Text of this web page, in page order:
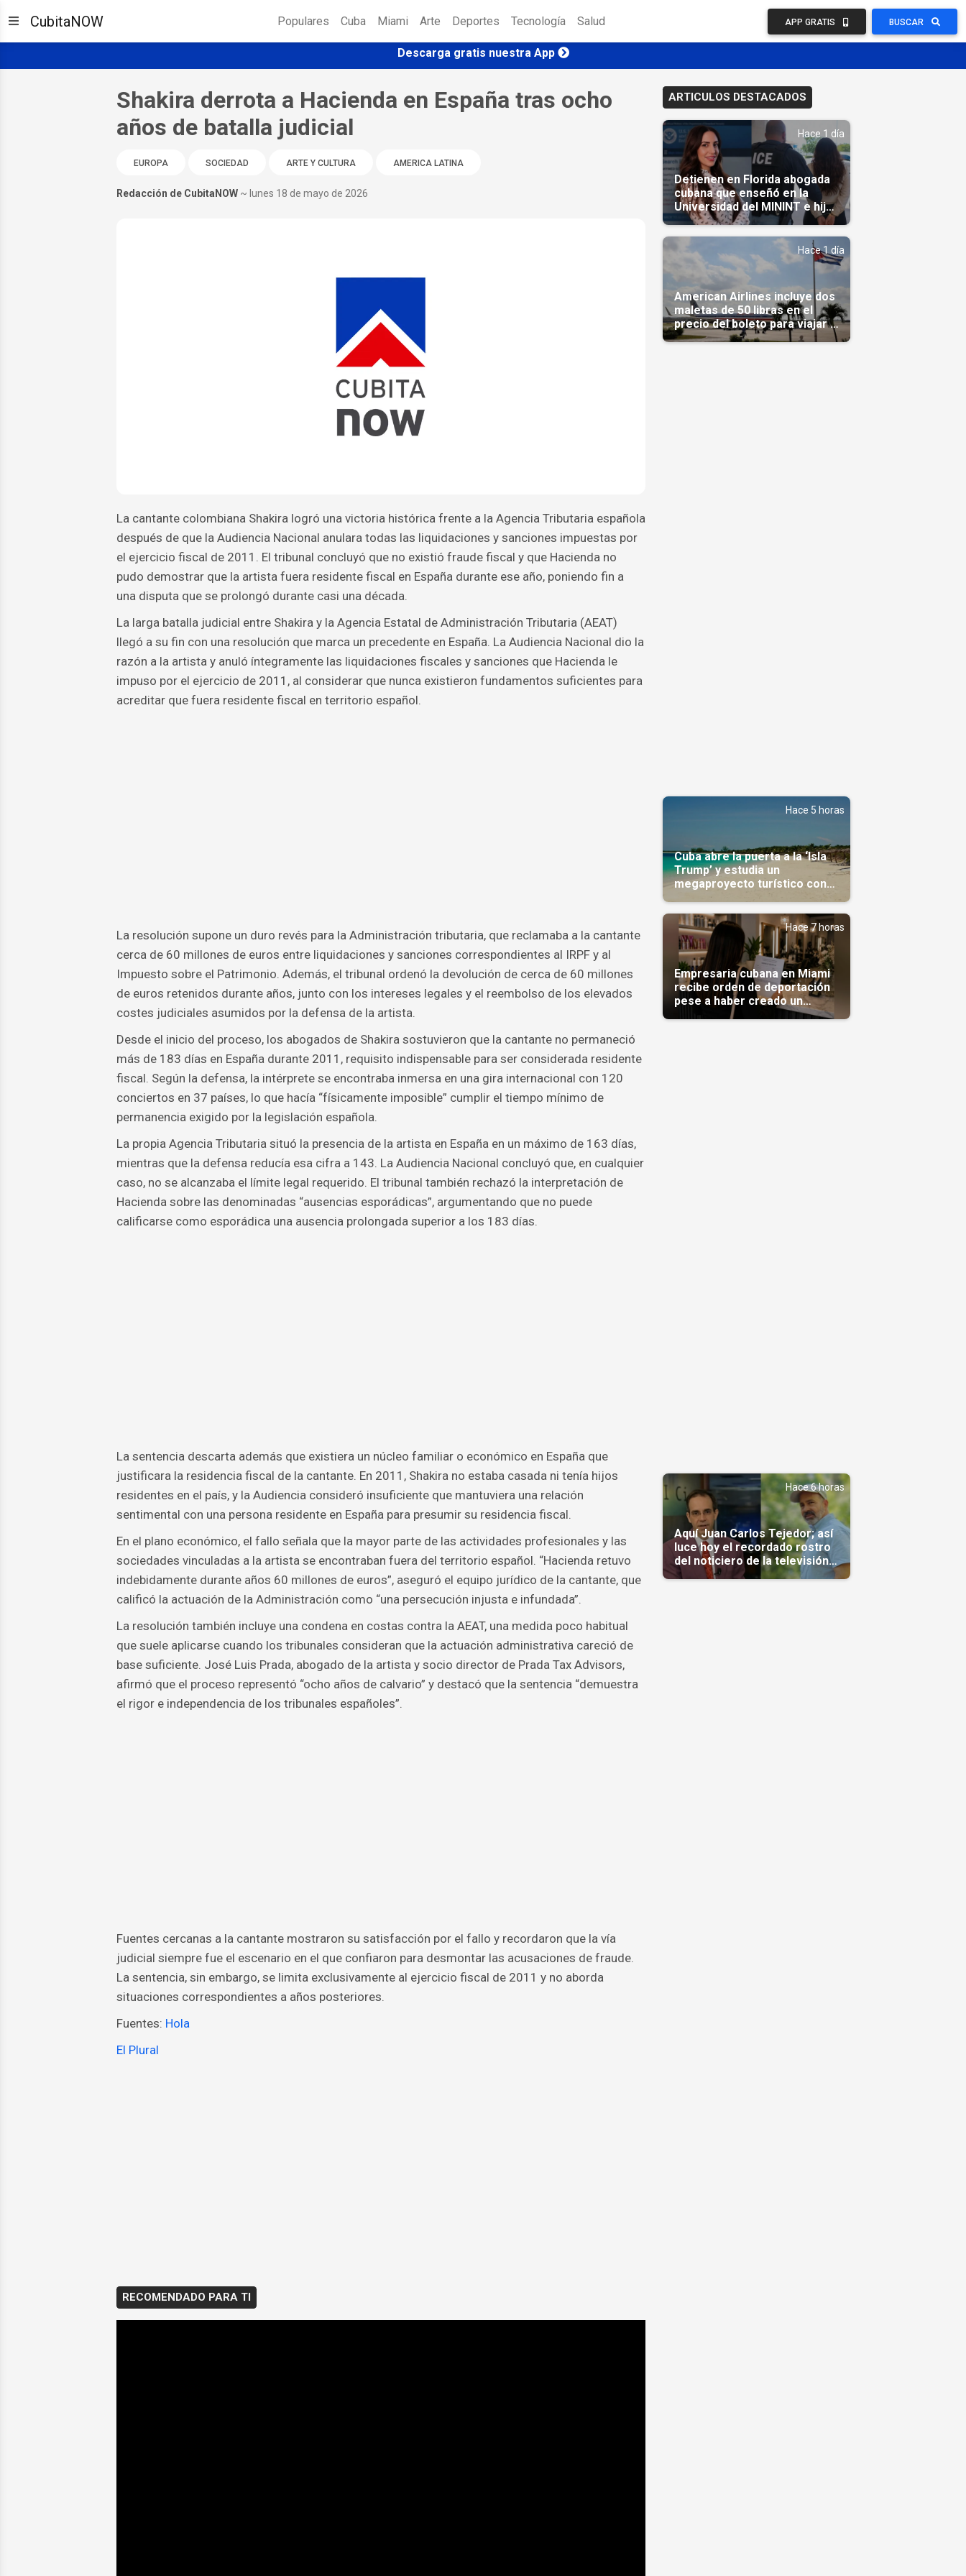
CubitaNOW Populares Cuba Miami Arte Deportes Tecnología Salud APP GRATIS BUSCAR
Descarga gratis nuestra App
Shakira derrota a Hacienda en España tras ocho
años de batalla judicial
EUROPA SOCIEDAD ARTE Y CULTURA AMERICA LATINA
Redacción de CubitaNOW ~ lunes 18 de mayo de 2026
La cantante colombiana Shakira logró una victoria histórica frente a la Agencia Tributaria española
después de que la Audiencia Nacional anulara todas las liquidaciones y sanciones impuestas por
el ejercicio fiscal de 2011. El tribunal concluyó que no existió fraude fiscal y que Hacienda no
pudo demostrar que la artista fuera residente fiscal en España durante ese año, poniendo fin a
una disputa que se prolongó durante casi una década.
La larga batalla judicial entre Shakira y la Agencia Estatal de Administración Tributaria (AEAT)
llegó a su fin con una resolución que marca un precedente en España. La Audiencia Nacional dio la
razón a la artista y anuló íntegramente las liquidaciones fiscales y sanciones que Hacienda le
impuso por el ejercicio de 2011, al considerar que nunca existieron fundamentos suficientes para
acreditar que fuera residente fiscal en territorio español.
La resolución supone un duro revés para la Administración tributaria, que reclamaba a la cantante
cerca de 60 millones de euros entre liquidaciones y sanciones correspondientes al IRPF y al
Impuesto sobre el Patrimonio. Además, el tribunal ordenó la devolución de cerca de 60 millones
de euros retenidos durante años, junto con los intereses legales y el reembolso de los elevados
costes judiciales asumidos por la defensa de la artista.
Desde el inicio del proceso, los abogados de Shakira sostuvieron que la cantante no permaneció
más de 183 días en España durante 2011, requisito indispensable para ser considerada residente
fiscal. Según la defensa, la intérprete se encontraba inmersa en una gira internacional con 120
conciertos en 37 países, lo que hacía “físicamente imposible” cumplir el tiempo mínimo de
permanencia exigido por la legislación española.
La propia Agencia Tributaria situó la presencia de la artista en España en un máximo de 163 días,
mientras que la defensa reducía esa cifra a 143. La Audiencia Nacional concluyó que, en cualquier
caso, no se alcanzaba el límite legal requerido. El tribunal también rechazó la interpretación de
Hacienda sobre las denominadas “ausencias esporádicas”, argumentando que no puede
calificarse como esporádica una ausencia prolongada superior a los 183 días.
La sentencia descarta además que existiera un núcleo familiar o económico en España que
justificara la residencia fiscal de la cantante. En 2011, Shakira no estaba casada ni tenía hijos
residentes en el país, y la Audiencia consideró insuficiente que mantuviera una relación
sentimental con una persona residente en España para presumir su residencia fiscal.
En el plano económico, el fallo señala que la mayor parte de las actividades profesionales y las
sociedades vinculadas a la artista se encontraban fuera del territorio español. “Hacienda retuvo
indebidamente durante años 60 millones de euros”, aseguró el equipo jurídico de la cantante, que
calificó la actuación de la Administración como “una persecución injusta e infundada”.
La resolución también incluye una condena en costas contra la AEAT, una medida poco habitual
que suele aplicarse cuando los tribunales consideran que la actuación administrativa careció de
base suficiente. José Luis Prada, abogado de la artista y socio director de Prada Tax Advisors,
afirmó que el proceso representó “ocho años de calvario” y destacó que la sentencia “demuestra
el rigor e independencia de los tribunales españoles”.
Fuentes cercanas a la cantante mostraron su satisfacción por el fallo y recordaron que la vía
judicial siempre fue el escenario en el que confiaron para desmontar las acusaciones de fraude.
La sentencia, sin embargo, se limita exclusivamente al ejercicio fiscal de 2011 y no aborda
situaciones correspondientes a años posteriores.
Fuentes: Hola
El Plural
RECOMENDADO PARA TI
ARTICULOS DESTACADOS
Hace 1 día
Detienen en Florida abogada
cubana que enseñó en la
Universidad del MININT e hija
de diplomático cubano
Hace 1 día
American Airlines incluye dos
maletas de 50 libras en el
precio del boleto para viajar a
Cuba en agosto
Hace 5 horas
Cuba abre la puerta a la ‘Isla
Trump’ y estudia un
megaproyecto turístico con
capital árabe
Hace 7 horas
Empresaria cubana en Miami
recibe orden de deportación
pese a haber creado un
Hace 6 horas
Aquí Juan Carlos Tejedor; así
luce hoy el recordado rostro
del noticiero de la televisión
cubana